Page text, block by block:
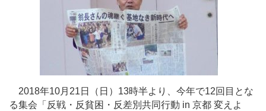
2018年10月21日（日）13時半より、今年で12回目とな
る集会「反戦・反貧困・反差別共同行動 in 京都 変えよ